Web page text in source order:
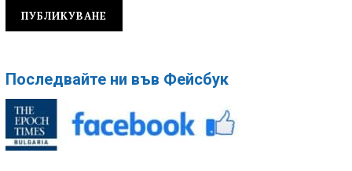
Последвайте ни във Фейсбук